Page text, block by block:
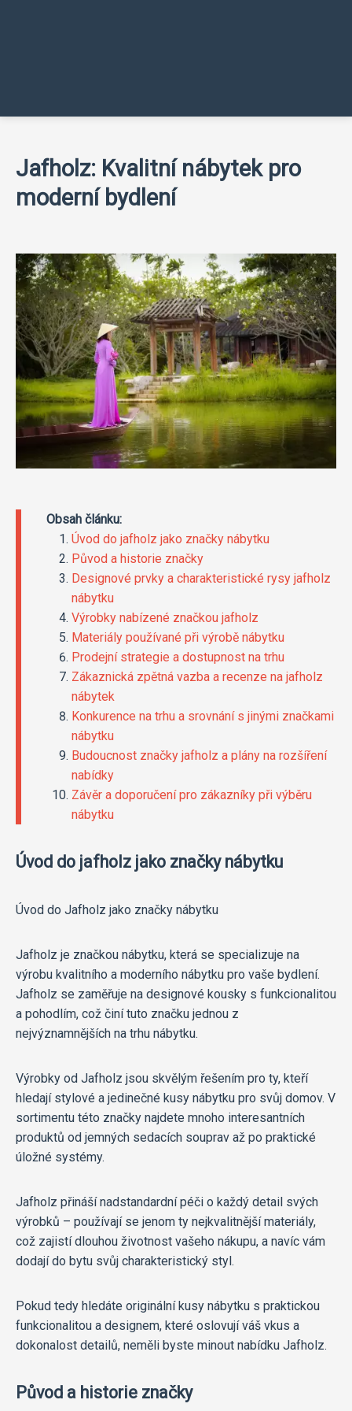
Jafholz: Kvalitní nábytek pro
moderní bydlení
Obsah článku:
Úvod do jafholz jako značky nábytku
Původ a historie značky
Designové prvky a charakteristické rysy jafholz
nábytku
Výrobky nabízené značkou jafholz
Materiály používané při výrobě nábytku
Prodejní strategie a dostupnost na trhu
Zákaznická zpětná vazba a recenze na jafholz
nábytek
Konkurence na trhu a srovnání s jinými značkami
nábytku
Budoucnost značky jafholz a plány na rozšíření
nabídky
Závěr a doporučení pro zákazníky při výběru
nábytku
Úvod do jafholz jako značky nábytku
Úvod do Jafholz jako značky nábytku
Jafholz je značkou nábytku, která se specializuje na
výrobu kvalitního a moderního nábytku pro vaše bydlení.
Jafholz se zaměřuje na designové kousky s funkcionalitou
a pohodlím, což činí tuto značku jednou z
nejvýznamnějších na trhu nábytku.
Výrobky od Jafholz jsou skvělým řešením pro ty, kteří
hledají stylové a jedinečné kusy nábytku pro svůj domov. V
sortimentu této značky najdete mnoho interesantních
produktů od jemných sedacích souprav až po praktické
úložné systémy.
Jafholz přináší nadstandardní péči o každý detail svých
výrobků – používají se jenom ty nejkvalitnější materiály,
což zajistí dlouhou životnost vašeho nákupu, a navíc vám
dodají do bytu svůj charakteristický styl.
Pokud tedy hledáte originální kusy nábytku s praktickou
funkcionalitou a designem, které oslovují váš vkus a
dokonalost detailů, neměli byste minout nabídku Jafholz.
Původ a historie značky